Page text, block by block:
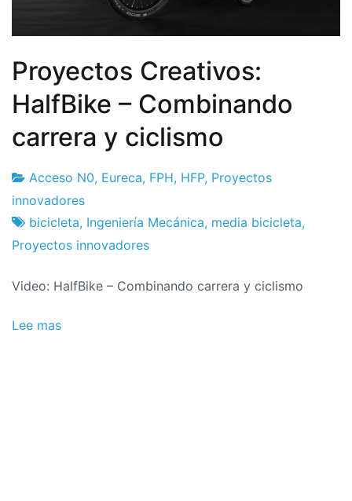
Proyectos Creativos:
HalfBike – Combinando
carrera y ciclismo
Fábrica
de
proyectos
1
de
May
2018
Acceso N0, Eureca, FPH, HFP, Proyectos
innovadores
bicicleta, Ingeniería Mecánica, media bicicleta,
Proyectos innovadores
Video: HalfBike – Combinando carrera y ciclismo
Lee mas